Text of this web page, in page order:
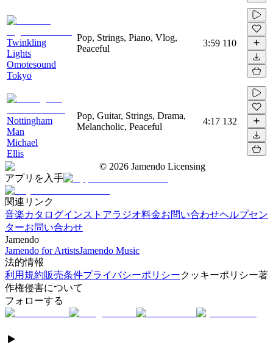
Twinkling
Lights
Omotesound
Tokyo
Pop, Strings, Piano, Vlog,
Peaceful
3:59 110
Nottingham
Man
Michael
Ellis
Pop, Guitar, Strings, Drama,
Melancholic, Peaceful
4:17 132
© 2026 Jamendo Licensing
アプリを入手
関連リンク
音楽カタログインストアラジオ料金お問い合わせヘルプセン
ターお問い合わせ
Jamendo
Jamendo for ArtistsJamendo Music
法的情報
利用規約販売条件プライバシーポリシークッキーポリシー著
作権侵害について
フォローする